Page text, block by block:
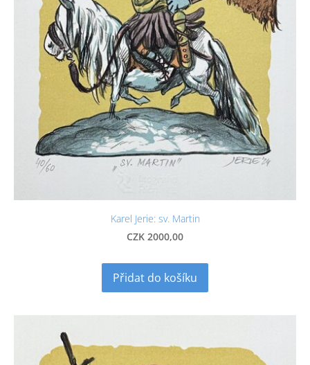
Karel Jerie: sv. Martin
CZK 2000,00
Přidat do košíku